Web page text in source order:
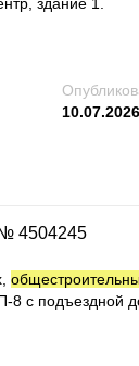
4504245
8 с подъездной